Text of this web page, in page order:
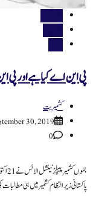
پی این اے کیا ہے اور پی
کشمیریت
30, 2019
0
پاکستانی زیر انتظام کشمیر میں ہی